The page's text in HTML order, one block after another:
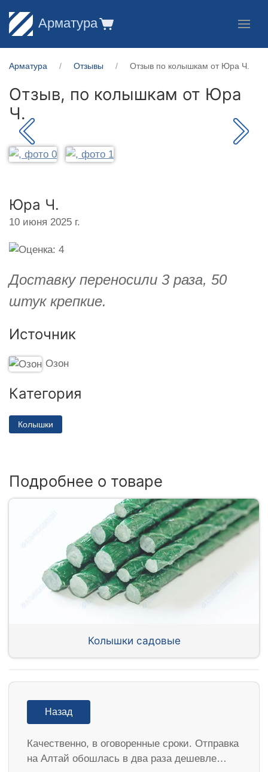
Арматура
Арматура Отзывы Отзыв по колышкам от Юра Ч.
Отзыв, по колышкам от Юра
Ч.
Юра Ч.
10 июня 2025 г.
Доставку переносили 3 раза, 50
штук крепкие.
Источник
Озон
Категория
Колышки
Подробнее о товаре
Колышки садовые
Назад
Качественно, в оговоренные сроки. Отправка
на Алтай обошлась в два раза дешевле…